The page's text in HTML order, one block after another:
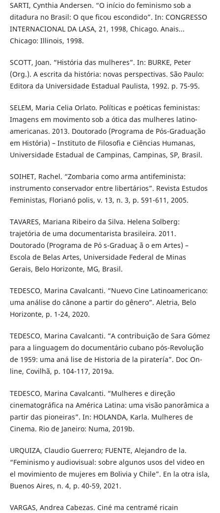
SARTI, Cynthia Andersen. “O início do feminismo sob a
ditadura no Brasil: O que ficou escondido”. In: CONGRESSO
INTERNACIONAL DA LASA, 21, 1998, Chicago. Anais...
Chicago: Illinois, 1998.
SCOTT, Joan. “História das mulheres”. In: BURKE, Peter
(Org.). A escrita da história: novas perspectivas. São Paulo:
Editora da Universidade Estadual Paulista, 1992. p. 75-95.
SELEM, Maria Celia Orlato. Políticas e poéticas feministas:
Imagens em movimento sob a ótica das mulheres latino-
americanas. 2013. Doutorado (Programa de Pós-Graduação
em História) – Instituto de Filosofia e Ciências Humanas,
Universidade Estadual de Campinas, Campinas, SP, Brasil.
SOIHET, Rachel. “Zombaria como arma antifeminista:
instrumento conservador entre libertários”. Revista Estudos
Feministas, Florianó polis, v. 13, n. 3, p. 591-611, 2005.
TAVARES, Mariana Ribeiro da Silva. Helena Solberg:
trajetória de uma documentarista brasileira. 2011.
Doutorado (Programa de Pó s-Graduaç ã o em Artes) –
Escola de Belas Artes, Universidade Federal de Minas
Gerais, Belo Horizonte, MG, Brasil.
TEDESCO, Marina Cavalcanti. “Nuevo Cine Latinoamericano:
uma análise do cânone a partir do gênero”. Aletria, Belo
Horizonte, p. 1-24, 2020.
TEDESCO, Marina Cavalcanti. “A contribuição de Sara Gómez
para a linguagem do documentário cubano pós-Revolução
de 1959: uma aná lise de Historia de la piratería”. Doc On-
line, Covilhã, p. 104-117, 2019a.
TEDESCO, Marina Cavalcanti. “Mulheres e direção
cinematográfica na América Latina: uma visão panorâmica a
partir das pioneiras”. In: HOLANDA, Karla. Mulheres de
Cinema. Rio de Janeiro: Numa, 2019b.
URQUIZA, Claudio Guerrero; FUENTE, Alejandro de la.
“Feminismo y audiovisual: sobre algunos usos del video en
el movimiento de mujeres em Bolivia y Chile”. En la otra isla,
Buenos Aires, n. 4, p. 40-59, 2021.
VARGAS, Andrea Cabezas. Ciné ma centramé ricain